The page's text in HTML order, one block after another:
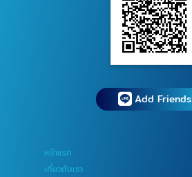
Add Friends
หน้าแรก
เกี่ยวกับเรา